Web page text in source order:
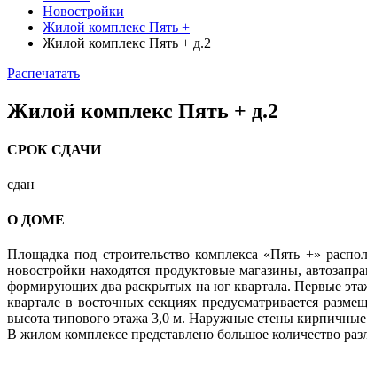
Новостройки
Жилой комплекс Пять +
Жилой комплекс Пять + д.2
Распечатать
Жилой комплекс Пять + д.2
СРОК СДАЧИ
сдан
О ДОМЕ
Площадка под строительство комплекса «Пять +»
новостройки находятся продуктовые магазины,
формирующих два раскрытых на юг квартала. Первые
квартале в восточных секциях предусматривается
высота типового этажа 3,0 м. Наружные стены
В жилом комплексе представлено большое количество